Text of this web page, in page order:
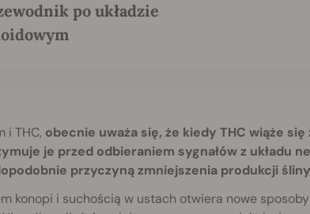
po układzie
i THC, obecnie uważa się, że kiedy THC wiąże
je przed odbieraniem sygnałów z układu
przyczyną zmniejszenia produkcji
konopi i suchością w ustach otwiera nowe